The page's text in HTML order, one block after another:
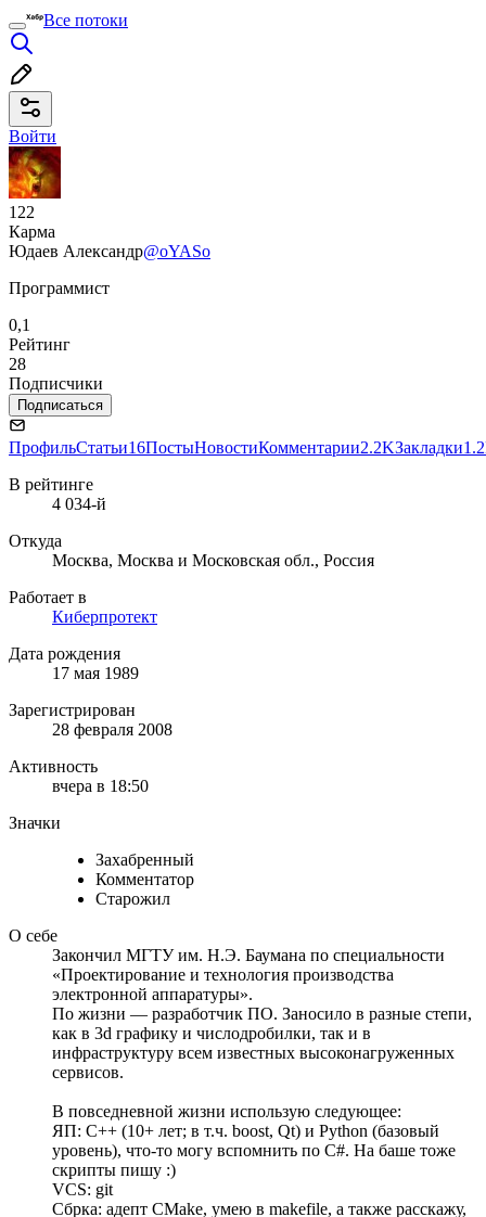
Все потоки
Войти
122
Карма
Юдаев Александр@oYASo
Программист
0,1
Рейтинг
28
Подписчики
Подписаться
ПрофильСтатьи16ПостыНовостиКомментарии2.2KЗакладки
В рейтинге
4 034-й
Откуда
Москва, Москва и Московская обл., Россия
Работает в
Киберпротект
Дата рождения
17 мая 1989
Зарегистрирован
28 февраля 2008
Активность
вчера в 18:50
Значки
Захабренный
Комментатор
Старожил
О себе
Закончил МГТУ им. Н.Э. Баумана по специальности
«Проектирование и технология производства
электронной аппаратуры».
По жизни — разработчик ПО. Заносило в разные степи,
как в 3d графику и числодробилки, так и в
инфраструктуру всем известных высоконагруженных
сервисов.
В повседневной жизни использую следующее:
ЯП: C++ (10+ лет; в т.ч. boost, Qt) и Python (базовый
уровень), что-то могу вспомнить по С#. На баше тоже
скрипты пишу :)
VCS: git
Сбрка: адепт CMake, умею в makefile, а также расскажу,